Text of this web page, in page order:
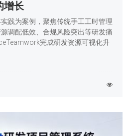
增长
践为案例，聚焦传统手工工时管理
调配低效、合规风险突出等研发痛
完成研发资源可视化升